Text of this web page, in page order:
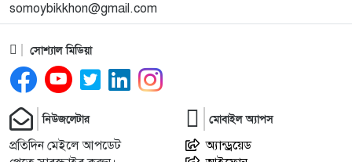
বি এনপি নেতা কে মারধর দলিল লেখক রহিছ কে প্রধান
আসামি করে থানায় অভিযোগ। ‎
১২
পানছড়িতে শিক্ষা ও ধর্মীয় প্রতিষ্ঠানে বিজিবির অনুদান
১৩
সবুজায়নে সেনাবাহিনীর ব্যতিক্রমী উদ্যোগ,
১৪
somoybikkhon@gmail.com
সোশ্যাল মিডিয়া
নিউজলেটার
প্রতিদিন মেইলে আপডেট
মোবাইল অ্যাপস
অ্যান্ড্রয়েড